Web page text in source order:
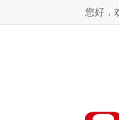
您好，